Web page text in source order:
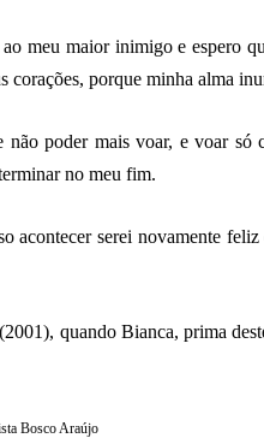
meu maior inimigo e espero
corações, porque minha alma
poder mais voar, e voar só
no meu fim.
acontecer serei novamente
quando Bianca, prima
Bosco Araújo